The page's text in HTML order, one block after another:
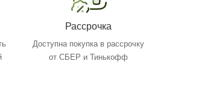
Рассрочка
Доступна покупка в рассрочку
от СБЕР и Тинькофф